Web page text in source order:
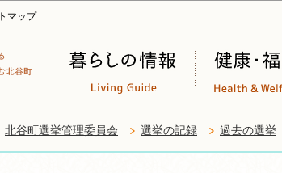
マップ
北谷町選挙管理委員会 選挙の記録 過去の選挙